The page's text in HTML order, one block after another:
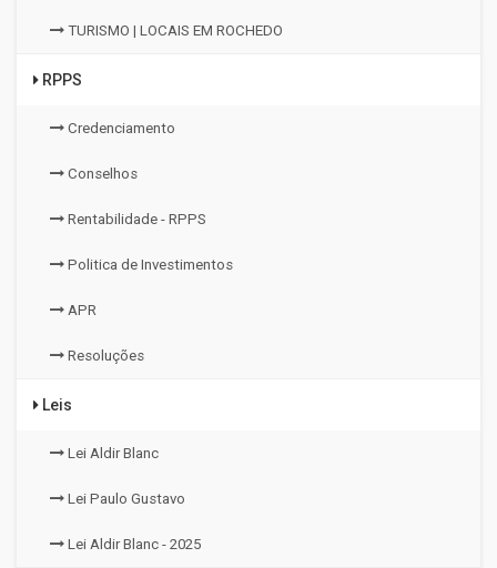
TURISMO | LOCAIS EM ROCHEDO
RPPS
Credenciamento
Conselhos
Rentabilidade - RPPS
Politica de Investimentos
APR
Resoluções
Leis
Lei Aldir Blanc
Lei Paulo Gustavo
Lei Aldir Blanc - 2025